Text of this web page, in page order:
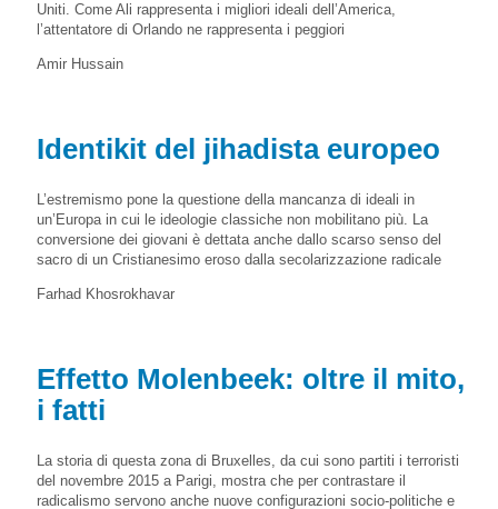
Uniti. Come Ali rappresenta i migliori ideali dell’America,
l’attentatore di Orlando ne rappresenta i peggiori
Amir Hussain
Identikit del jihadista europeo
L’estremismo pone la questione della mancanza di ideali in
un’Europa in cui le ideologie classiche non mobilitano più. La
conversione dei giovani è dettata anche dallo scarso senso del
sacro di un Cristianesimo eroso dalla secolarizzazione radicale
Farhad Khosrokhavar
Effetto Molenbeek: oltre il mito,
i fatti
La storia di questa zona di Bruxelles, da cui sono partiti i terroristi
del novembre 2015 a Parigi, mostra che per contrastare il
radicalismo servono anche nuove configurazioni socio-politiche e